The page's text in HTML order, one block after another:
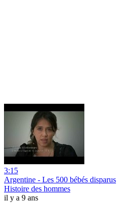
3:15
Argentine - Les 500 bébés disparus
Histoire des hommes
il y a 9 ans